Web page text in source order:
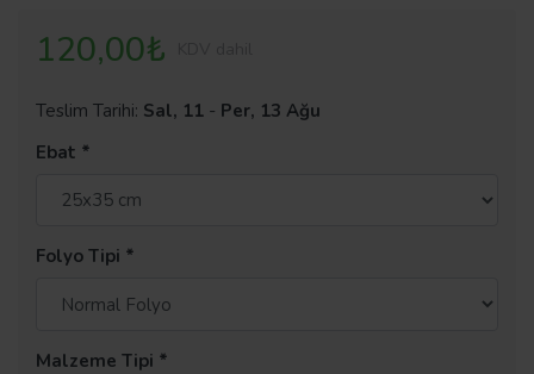
120,00₺
Teslim Tarihi: Sal, 11 - Per, 13 Ağu
Ebat
Folyo Tipi
Malzeme Tipi